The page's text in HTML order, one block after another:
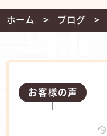
ホーム ブログ
お客様の声